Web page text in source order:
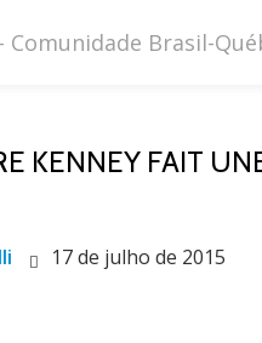
KENNEY FAIT
17 de julho de 2015